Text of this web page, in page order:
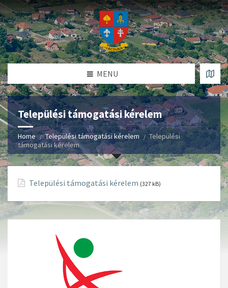
MENU
Települési támogatási kérelem
Home Települési támogatási kérelem
Települési
támogatási kérelem
Települési támogatási kérelem (327 kB)